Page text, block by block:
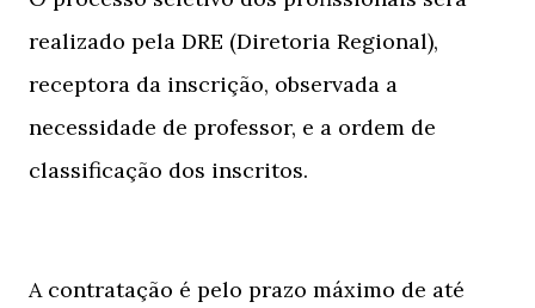
realizado pela DRE (Diretoria Regional),
receptora da inscrição, observada a
necessidade de professor, e a ordem de
classificação dos inscritos.
A contratação é pelo prazo máximo de até